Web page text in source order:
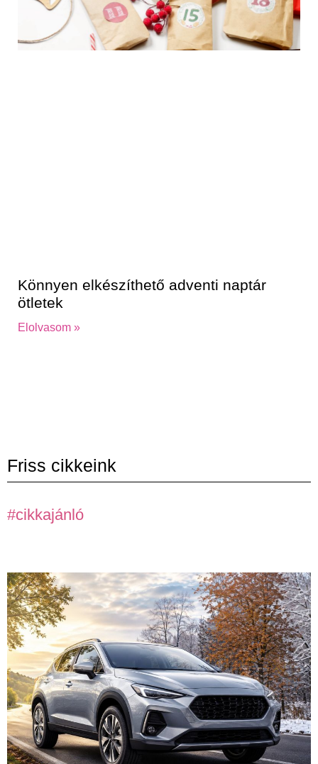
Könnyen elkészíthető adventi naptár
ötletek
Elolvasom »
Friss cikkeink
#cikkajánló